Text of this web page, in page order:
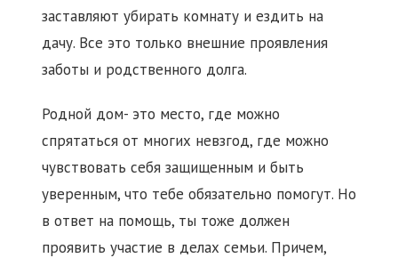
заставляют убирать комнату и ездить на
дачу. Все это только внешние проявления
заботы и родственного долга.
Родной дом- это место, где можно
спрятаться от многих невзгод, где можно
чувствовать себя защищенным и быть
уверенным, что тебе обязательно помогут. Но
в ответ на помощь, ты тоже должен
проявить участие в делах семьи. Причем,